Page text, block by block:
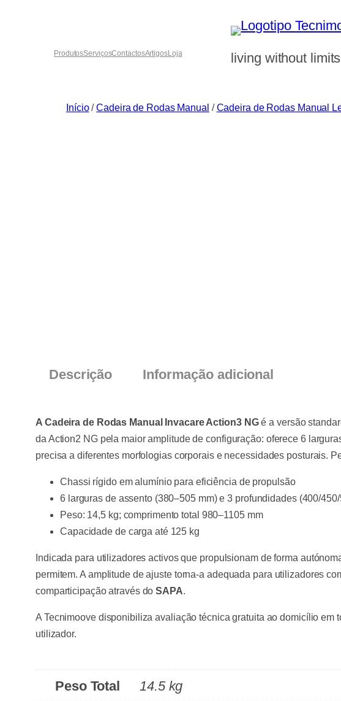
ProdutosServiçosContactosArtigosLoja living without limits
Início/Cadeira de Rodas Manual /Cadeira de Rodas Manual
Descrição
Informação adicional
A Cadeira de Rodas Manual Invacare Action3 NGé a versão
da Action2 NG pela maior amplitude de configuração: oferece 6
precisa a diferentes morfologias corporais e necessidades posturais.
Chassi rígido em alumínio para eficiência de propulsão
6 larguras de assento (380–505 mm) e 3 profundidades (400/
Peso: 14,5 kg; comprimento total 980–1105 mm
Capacidade de carga até 125 kg
Indicada para utilizadores activos que propulsionam de forma
permitem. A amplitude de ajuste torna-a adequada para utilizadores
comparticipação através doSAPA.
A Tecnimoove disponibiliza avaliação técnica gratuita ao domicílio
utilizador.
Peso Total 14.5 kg